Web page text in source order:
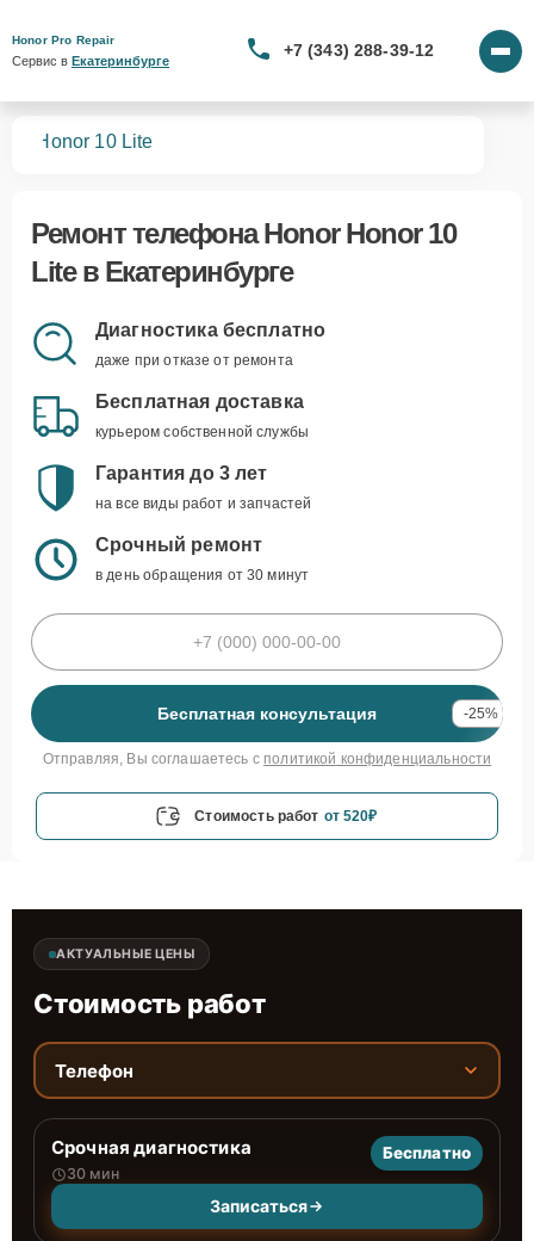
Honor Pro Repair
Сервис в Екатеринбурге
+7 (343) 288-39-12
Honor 10 Lite
Ремонттелефона Honor Honor 10
Liteв Екатеринбурге
Диагностика бесплатно
даже при отказе от ремонта
Бесплатная доставка
курьером собственной службы
Гарантия до 3 лет
на все виды работ и запчастей
Срочный ремонт
в день обращения от 30 минут
Бесплатная консультация -25%
Отправляя, Вы соглашаетесь с политикой конфиденциальности
Стоимость работ от 520₽
АКТУАЛЬНЫЕ ЦЕНЫ
Стоимость работ
Телефон
Срочная диагностика
30 мин
Бесплатно
Записаться